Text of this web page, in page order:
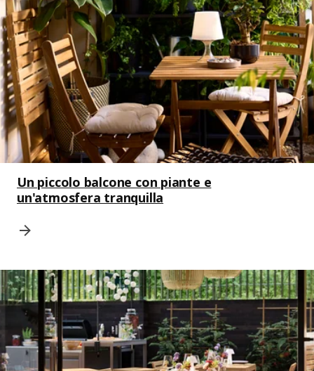
Un piccolo balcone con piante e
un'atmosfera tranquilla